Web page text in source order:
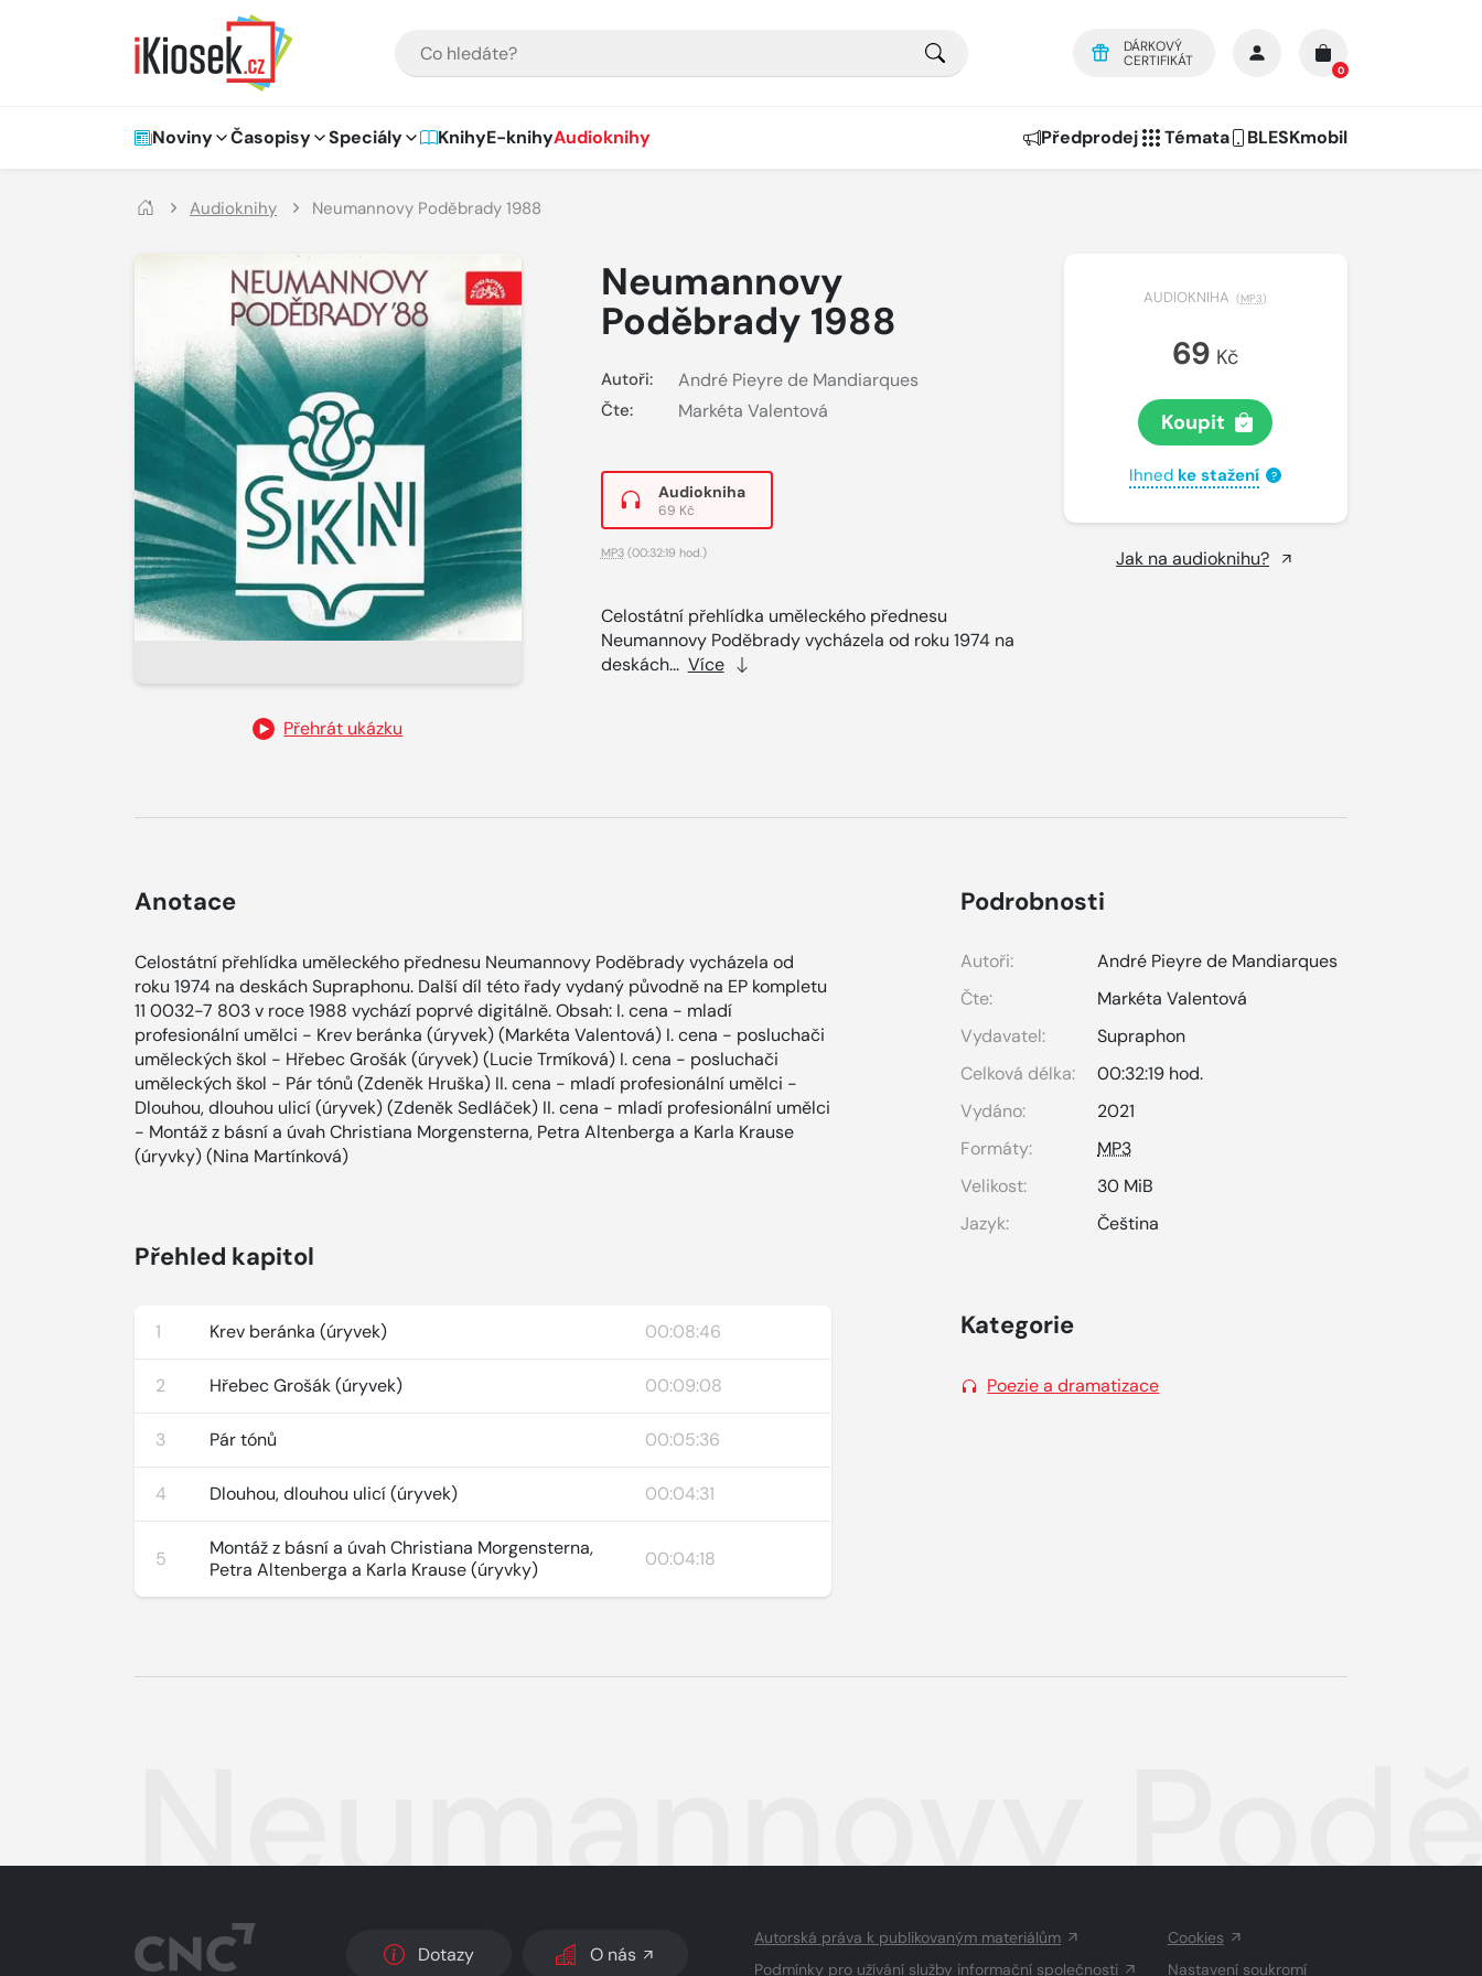
DÁRKOVÝ
CERTIFIKÁT
0
Hlavní navigace
Noviny Časopisy Speciály KnihyE-knihyAudioknihy Předprodej Témata BLESKmobil
Audioknihy Neumannovy Poděbrady 1988
Přehrát ukázku
Neumannovy
Poděbrady 1988
Autoři: André Pieyre de Mandiarques
Čte: Markéta Valentová
Audiokniha
69 Kč
MP3(00:32:19 hod.)
Celostátní přehlídka uměleckého přednesu
Neumannovy Poděbrady vycházela od roku 1974 na
deskách... Více
AUDIOKNIHA (MP3)
69 Kč
Koupit
Ihned ke stažení ?
Jak na audioknihu?
Anotace
Celostátní přehlídka uměleckého přednesu Neumannovy Poděbrady vycházela od
roku 1974 na deskách Supraphonu. Další díl této řady vydaný původně na EP kompletu
11 0032-7 803 v roce 1988 vychází poprvé digitálně. Obsah: I. cena - mladí
profesionální umělci - Krev beránka (úryvek) (Markéta Valentová) I. cena - posluchači
uměleckých škol - Hřebec Grošák (úryvek) (Lucie Trmíková) I. cena - posluchači
uměleckých škol - Pár tónů (Zdeněk Hruška) II. cena - mladí profesionální umělci -
Dlouhou, dlouhou ulicí (úryvek) (Zdeněk Sedláček) II. cena - mladí profesionální umělci
- Montáž z básní a úvah Christiana Morgensterna, Petra Altenberga a Karla Krause
(úryvky) (Nina Martínková)
Přehled kapitol
1 Krev beránka (úryvek) 00:08:46
2 Hřebec Grošák (úryvek) 00:09:08
3 Pár tónů 00:05:36
4 Dlouhou, dlouhou ulicí (úryvek) 00:04:31
5
Montáž z básní a úvah Christiana Morgensterna,
Petra Altenberga a Karla Krause (úryvky)
00:04:18
Podrobnosti
Autoři:
André Pieyre de Mandiarques
Čte:
Markéta Valentová
Vydavatel:
Supraphon
Celková délka:
00:32:19 hod.
Vydáno:
2021
Formáty:
MP3
Velikost:
30 MiB
Jazyk:
Čeština
Kategorie
Poezie a dramatizace
Neumannovy
Dotazy O nás
Autorská práva k publikovaným materiálům
Podmínky pro užívání služby informační společnosti
Cookies
Nastavení soukromí